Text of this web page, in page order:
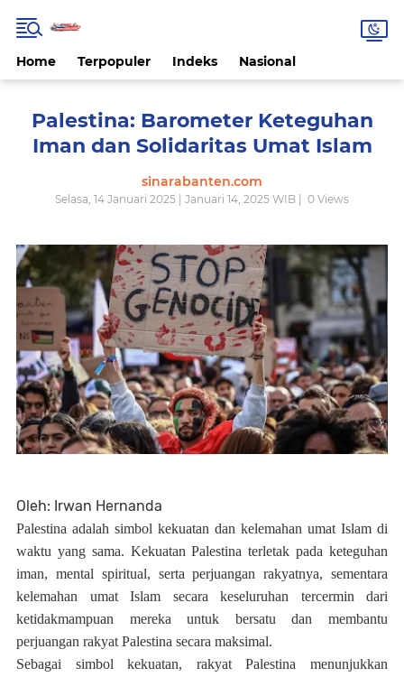
Home Terpopuler Indeks Nasional
Palestina: Barometer Keteguhan
Iman dan Solidaritas Umat Islam
sinarabanten.com
Selasa, 14 Januari 2025 | Januari 14, 2025 WIB | 0 Views
Oleh: Irwan Hernanda
Palestina adalah simbol kekuatan dan kelemahan umat Islam di
waktu yang sama. Kekuatan Palestina terletak pada keteguhan
iman, mental spiritual, serta perjuangan rakyatnya, sementara
kelemahan umat Islam secara keseluruhan tercermin dari
ketidakmampuan mereka untuk bersatu dan membantu
perjuangan rakyat Palestina secara maksimal.
Sebagai simbol kekuatan, rakyat Palestina menunjukkan